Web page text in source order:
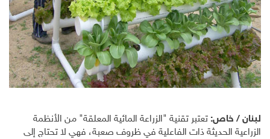
لبنان / خاص: تعتبر تقنية "الزراعة المائية المعلقة" من الأنظمة
الزراعية الحديثة ذات الفاعلية في ظروف صعبة، فهي لا تحتاج إلى